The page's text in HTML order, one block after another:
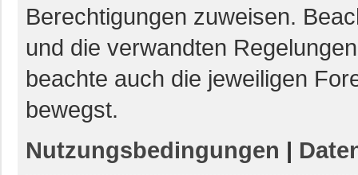
Berechtigungen zuweisen.
und die verwandten
beachte auch die jeweiligen
bewegst.
Nutzungsbedingungen |